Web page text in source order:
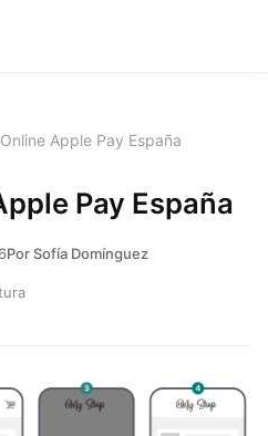
Apple Pay España
Pay España
Por Sofía Domínguez